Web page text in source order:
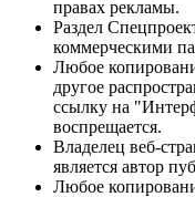
правах рекламы.
Раздел
коммерческими
Любое
другое
ссылку на
воспрещается.
Владелец веб-
является автор
Любое